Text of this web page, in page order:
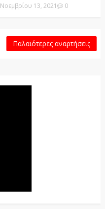
Νοεμβρίου 13, 2021 0
Παλαιότερες αναρτήσεις